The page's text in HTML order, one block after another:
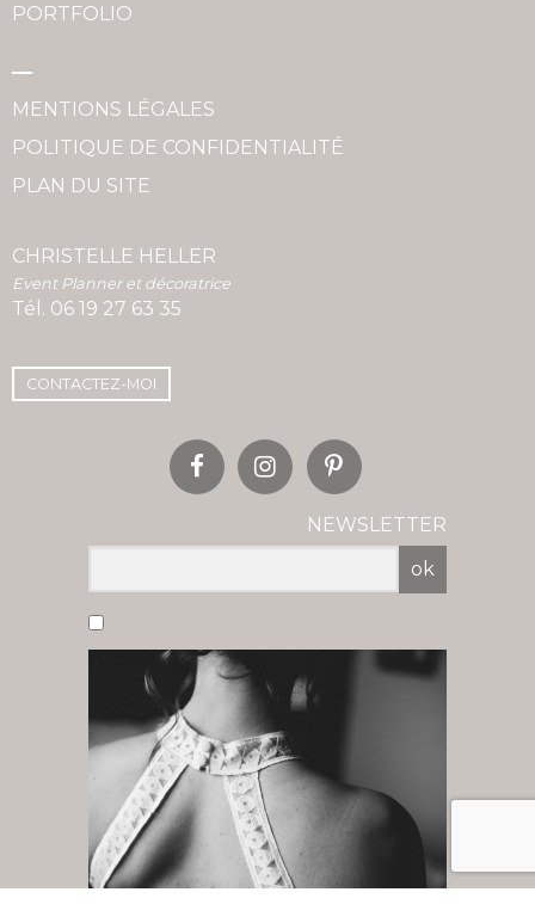
PORTFOLIO
MENTIONS LÉGALES
POLITIQUE DE CONFIDENTIALITÉ
PLAN DU SITE
CHRISTELLE HELLER
Event Planner et décoratrice
Tél. 06 19 27 63 35
CONTACTEZ-MOI
NEWSLETTER
ok